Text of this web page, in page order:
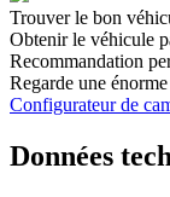
Trouver le bon
Obtenir le véhicule
Recommandation
Regarde une
Configurateur de
Données